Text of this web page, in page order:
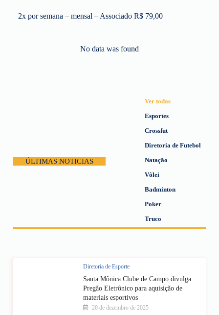
2x por semana – mensal – Associado R$ 79,00
No data was found
ÚLTIMAS NOTICIAS
Ver todas
Esportes
Crossfut
Diretoria de Futebol
Natação
Vôlei
Badminton
Poker
Truco
Diretoria de Esporte
Santa Mônica Clube de Campo divulga
Pregão Eletrônico para aquisição de
materiais esportivos
20 de dezembro de 2025